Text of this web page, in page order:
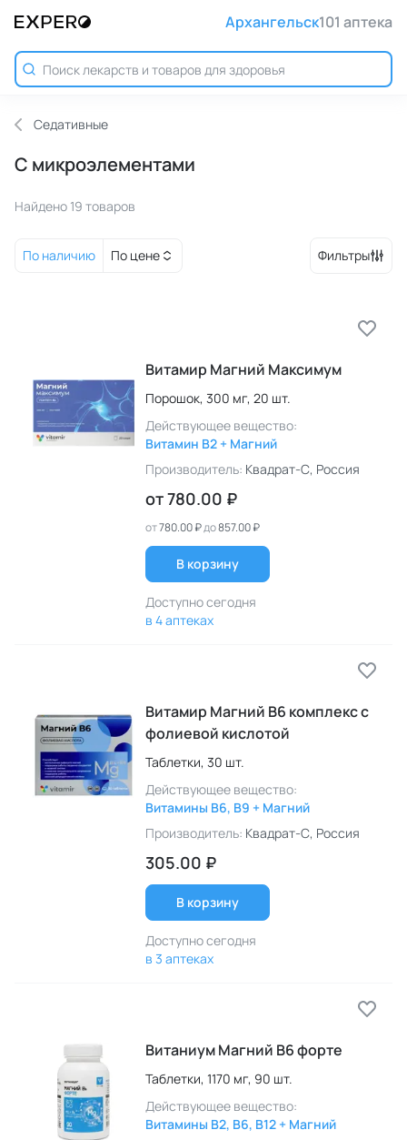
Архангельск101 аптека
Седативные
С микроэлементами
Найдено 19 товаров
По наличию По цене Фильтры
Витамир Магний Максимум
Порошок, 300 мг, 20 шт.
Действующее вещество:
Витамин B2 + Магний
Производитель: Квадрат-С, Россия
от780.00 ₽
от780.00 ₽до857.00 ₽
В корзину
Доступно сегодня
в 4 аптеках
Витамир Магний B6 комплекс с
фолиевой кислотой
Таблетки, 30 шт.
Действующее вещество:
Витамины B6, B9 + Магний
Производитель: Квадрат-С, Россия
305.00 ₽
В корзину
Доступно сегодня
в 3 аптеках
Витаниум Магний B6 форте
Таблетки, 1170 мг, 90 шт.
Действующее вещество:
Витамины B2, B6, B12 + Магний